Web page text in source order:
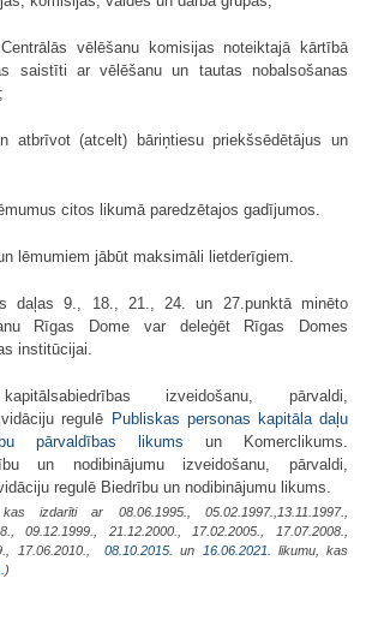
vēlēšanu komisijas noteiktajā kārtībā
saistīti ar vēlēšanu un tautas nobalsošanas
atbrīvot (atcelt) bāriņtiesu priekšsēdētājus un
citos likumā paredzētajos gadījumos.
lēmumiem jābūt maksimāli lietderīgiem.
daļas 9., 18., 21., 24. un 27.punktā minēto
Rīgas Dome var deleģēt Rīgas Domes
institūcijai.
izveidošanu, pārvaldi,
regulē Publiskas personas kapitāla daļu
pārvaldības likums un Komerclikums.
un nodibinājumu izveidošanu, pārvaldi,
regulē Biedrību un nodibinājumu likums.
izdarīti ar 08.06.1995., 05.02.1997.,13.11.1997.,
09.12.1999., 21.12.2000., 17.02.2005., 17.07.2008.,
17.06.2010., 08.10.2015. un 16.06.2021 . likumu, kas
)